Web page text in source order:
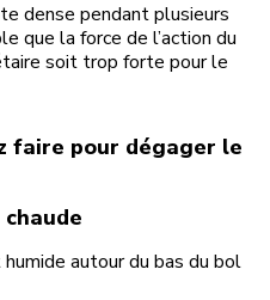
dense pendant plusieurs
que la force de l’action du
soit trop forte pour le
faire pour dégager le
autour du bas du bol